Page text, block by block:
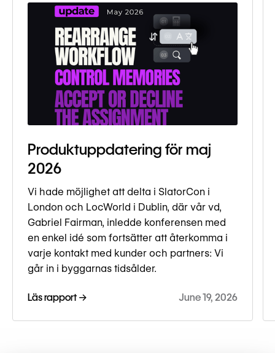
Produktuppdatering för maj
2026
Vi hade möjlighet att delta i SlatorCon i
London och LocWorld i Dublin, där vår vd,
Gabriel Fairman, inledde konferensen med
en enkel idé som fortsätter att återkomma i
varje kontakt med kunder och partners: Vi
går in i byggarnas tidsålder.
Läs rapport → June 19, 2026